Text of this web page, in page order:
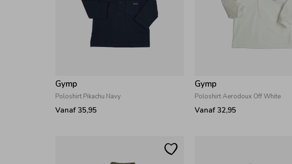
Gymp
Poloshirt Pikachu Navy
Vanaf 35,95
Gymp
Poloshirt Aerodoux Off White
Vanaf 32,95